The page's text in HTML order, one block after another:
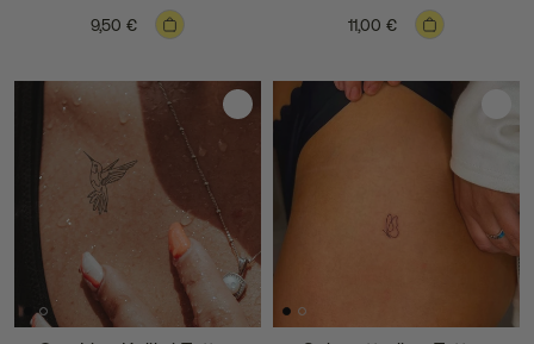
9,50 € 11,00 €